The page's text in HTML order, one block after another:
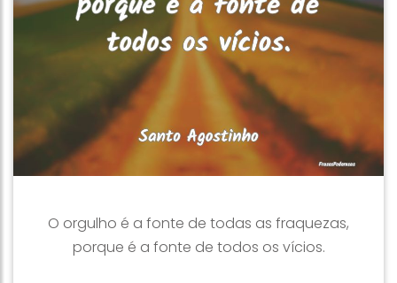
O orgulho é a fonte de todas as fraquezas,
porque é a fonte de todos os vícios.